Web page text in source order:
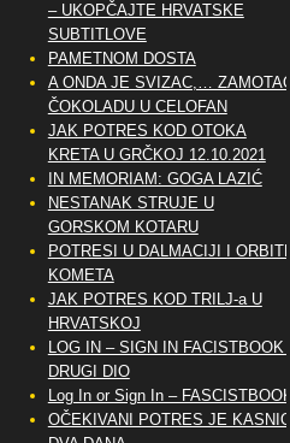
– UKOPČAJTE HRVATSKE
SUBTITLOVE
PAMETNOM DOSTA
A ONDA JE SVIZAC,… ZAMOTAO
ČOKOLADU U CELOFAN
JAK POTRES KOD OTOKA
KRETA U GRČKOJ 12.10.2021
IN MEMORIAM: GOGA LAZIĆ
NESTANAK STRUJE U
GORSKOM KOTARU
POTRESI U DALMACIJI I ORBITE
KOMETA
JAK POTRES KOD TRILJ-a U
HRVATSKOJ
LOG IN – SIGN IN FACISTBOOK –
DRUGI DIO
Log In or Sign In – FASCISTBOOK
OČEKIVANI POTRES JE KASNIO